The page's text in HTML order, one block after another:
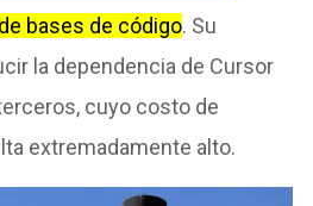
bases de código. Su
la dependencia de Cursor
cuyo costo de
extremadamente alto.